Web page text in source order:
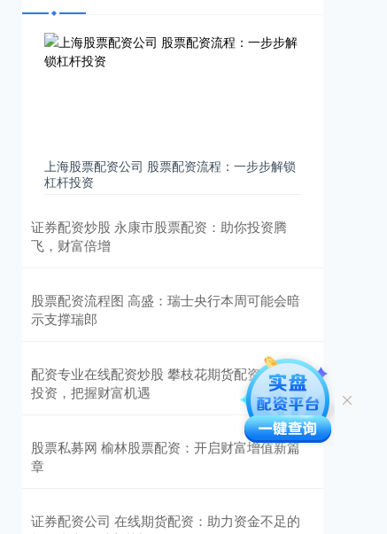
上海股票配资公司 股票配资流程：一步步解锁
杠杆投资
证券配资炒股 永康市股票配资：助你投资腾
飞，财富倍增
股票配资流程图 高盛：瑞士央行本周可能会暗
示支撑瑞郎
配资专业在线配资炒股 攀枝花期货配资：助力
投资，把握财富机遇
股票私募网 榆林股票配资：开启财富增值新篇
章
证券配资公司 在线期货配资：助力资金不足的